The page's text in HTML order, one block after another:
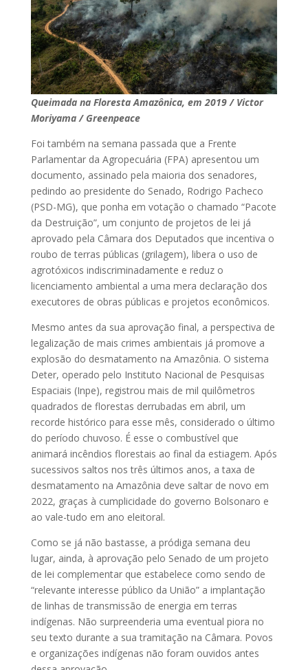
Queimada na Floresta Amazônica, em 2019 / Victor
Moriyama / Greenpeace
Foi também na semana passada que a Frente
Parlamentar da Agropecuária (FPA) apresentou um
documento, assinado pela maioria dos senadores,
pedindo ao presidente do Senado, Rodrigo Pacheco
(PSD-MG), que ponha em votação o chamado “Pacote
da Destruição”, um conjunto de projetos de lei já
aprovado pela Câmara dos Deputados que incentiva o
roubo de terras públicas (grilagem), libera o uso de
agrotóxicos indiscriminadamente e reduz o
licenciamento ambiental a uma mera declaração dos
executores de obras públicas e projetos econômicos.
Mesmo antes da sua aprovação final, a perspectiva de
legalização de mais crimes ambientais já promove a
explosão do desmatamento na Amazônia. O sistema
Deter, operado pelo Instituto Nacional de Pesquisas
Espaciais (Inpe), registrou mais de mil quilômetros
quadrados de florestas derrubadas em abril, um
recorde histórico para esse mês, considerado o último
do período chuvoso. É esse o combustível que
animará incêndios florestais ao final da estiagem. Após
sucessivos saltos nos três últimos anos, a taxa de
desmatamento na Amazônia deve saltar de novo em
2022, graças à cumplicidade do governo Bolsonaro e
ao vale-tudo em ano eleitoral.
Como se já não bastasse, a pródiga semana deu
lugar, ainda, à aprovação pelo Senado de um projeto
de lei complementar que estabelece como sendo de
“relevante interesse público da União” a implantação
de linhas de transmissão de energia em terras
indígenas. Não surpreenderia uma eventual piora no
seu texto durante a sua tramitação na Câmara. Povos
e organizações indígenas não foram ouvidos antes